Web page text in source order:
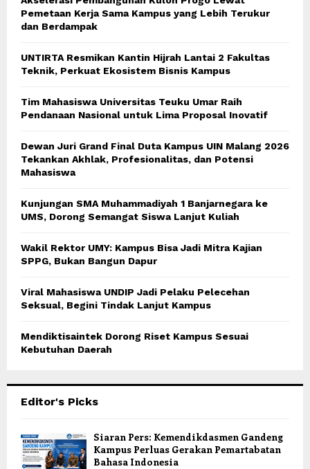
Pemetaan Kerja Sama Kampus yang Lebih Terukur
dan Berdampak
UNTIRTA Resmikan Kantin Hijrah Lantai 2 Fakultas
Teknik, Perkuat Ekosistem Bisnis Kampus
Tim Mahasiswa Universitas Teuku Umar Raih
Pendanaan Nasional untuk Lima Proposal Inovatif
Dewan Juri Grand Final Duta Kampus UIN Malang 2026
Tekankan Akhlak, Profesionalitas, dan Potensi
Mahasiswa
Kunjungan SMA Muhammadiyah 1 Banjarnegara ke
UMS, Dorong Semangat Siswa Lanjut Kuliah
Wakil Rektor UMY: Kampus Bisa Jadi Mitra Kajian
SPPG, Bukan Bangun Dapur
Viral Mahasiswa UNDIP Jadi Pelaku Pelecehan
Seksual, Begini Tindak Lanjut Kampus
Mendiktisaintek Dorong Riset Kampus Sesuai
Kebutuhan Daerah
Editor's Picks
Siaran Pers: Kemendikdasmen Gandeng
Kampus Perluas Gerakan Pemartabatan
Bahasa Indonesia